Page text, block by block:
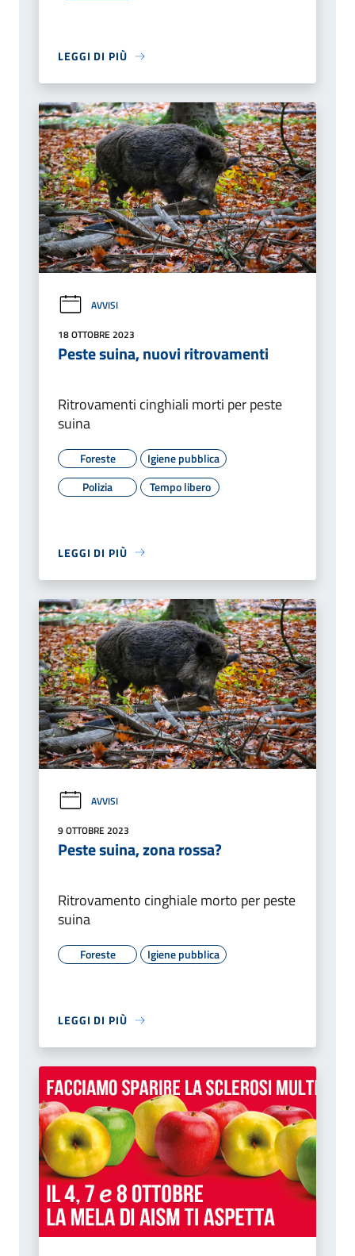
LEGGI DI PIÙ
AVVISI
18 OTTOBRE 2023
Peste suina, nuovi ritrovamenti
Ritrovamenti cinghiali morti per peste
suina
Foreste
Igiene pubblica
Polizia
Tempo libero
LEGGI DI PIÙ
AVVISI
9 OTTOBRE 2023
Peste suina, zona rossa?
Ritrovamento cinghiale morto per peste
suina
Foreste Igiene pubblica
LEGGI DI PIÙ